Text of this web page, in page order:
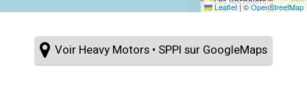
Leaflet|©OpenStreetMap
Voir Heavy Motors • SPPI sur GoogleMaps